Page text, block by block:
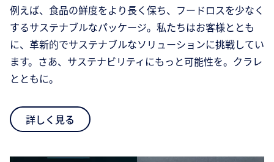
例えば、食品の鮮度をより長く保ち、フードロスを少なく
するサステナブルなパッケージ。私たちはお客様ととも
に、革新的でサステナブルなソリューションに挑戦してい
ます。さあ、サステナビリティにもっと可能性を。クラレ
とともに。
詳しく見る